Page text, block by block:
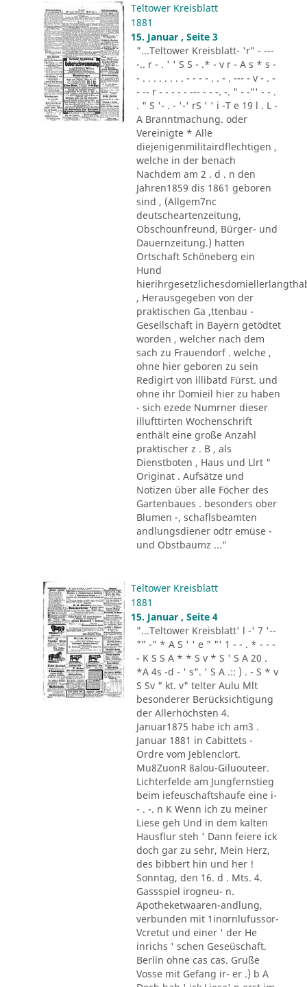
Teltower Kreisblatt
1881
15. Januar , Seite 3
"...Teltower Kreisblatt- 'r" - ---
-.. r - . ' ' S S - .* - v r - A s * s -
- . . . . . . . . - - - - . . - . --- - v - . -
- -- r - - - - - --- - - -. -. " - -"' - - .
. " S '- . - '-' rS ' ' i -T e 19 l . L -
A Branntmachung. oder
Vereinigte * Alle
diejenigenmilitairdflechtigen ,
welche in der benach
Nachdem am 2 . d . n den
Jahren1859 dis 1861 geboren
sind , (Allgem7nc
deutscheartenzeitung,
Obschounfreund, Bürger- und
Dauernzeitung.) hatten
Ortschaft Schöneberg ein
Hund
, Herausgegeben von der
praktischen Ga ,ttenbau -
Gesellschaft in Bayern getödtet
worden , welcher nach dem
sach zu Frauendorf . welche ,
ohne hier geboren zu sein
Redigirt von illibatd Fürst. und
ohne ihr Domieil hier zu haben
- sich ezede Numrner dieser
illufttirten Wochenschrift
enthält eine große Anzahl
praktischer z . B , als
Dienstboten , Haus und Llrt "
Originat . Aufsätze und
Notizen über alle Föcher des
Gartenbaues . besonders ober
Blumen -, schaflsbeamten
andlungsdiener odtr emüse -
und Obstbaumz ..."
Teltower Kreisblatt
1881
15. Januar , Seite 4
"...Teltower Kreisblatt' l -' 7 '--
"" -" * A S ' ' e " "' 1 - - . * - - -
- K S S A * * S v * S ' S A 20 .
*A 4s -d - ' s". ' S A .:: ) . - S * v
S Sv " kt. v" telter Aulu Mlt
besonderer Berücksichtigung
der Allerhöchsten 4.
Januar1875 habe ich am3 .
Januar 1881 in Cabittets -
Ordre vom Jeblenclort.
Mu8ZuonR 8alou-Giluouteer.
Lichterfelde am Jungfernstieg
beim iefeuschaftshaufe eine i-
- . -. n K Wenn ich zu meiner
Liese geh Und in dem kalten
Hausflur steh ' Dann feiere ick
doch gar zu sehr, Mein Herz,
des bibbert hin und her !
Sonntag, den 16. d . Mts. 4.
Gassspiel irogneu- n.
Apotheketwaaren-andlung,
verbunden mit 1inornlufussor-
Vcretut und einer ' der He
inrichs ' schen Geseüschaft.
Berlin ohne cas cas. Gruße
Vosse mit Gefang ir- er .) b A